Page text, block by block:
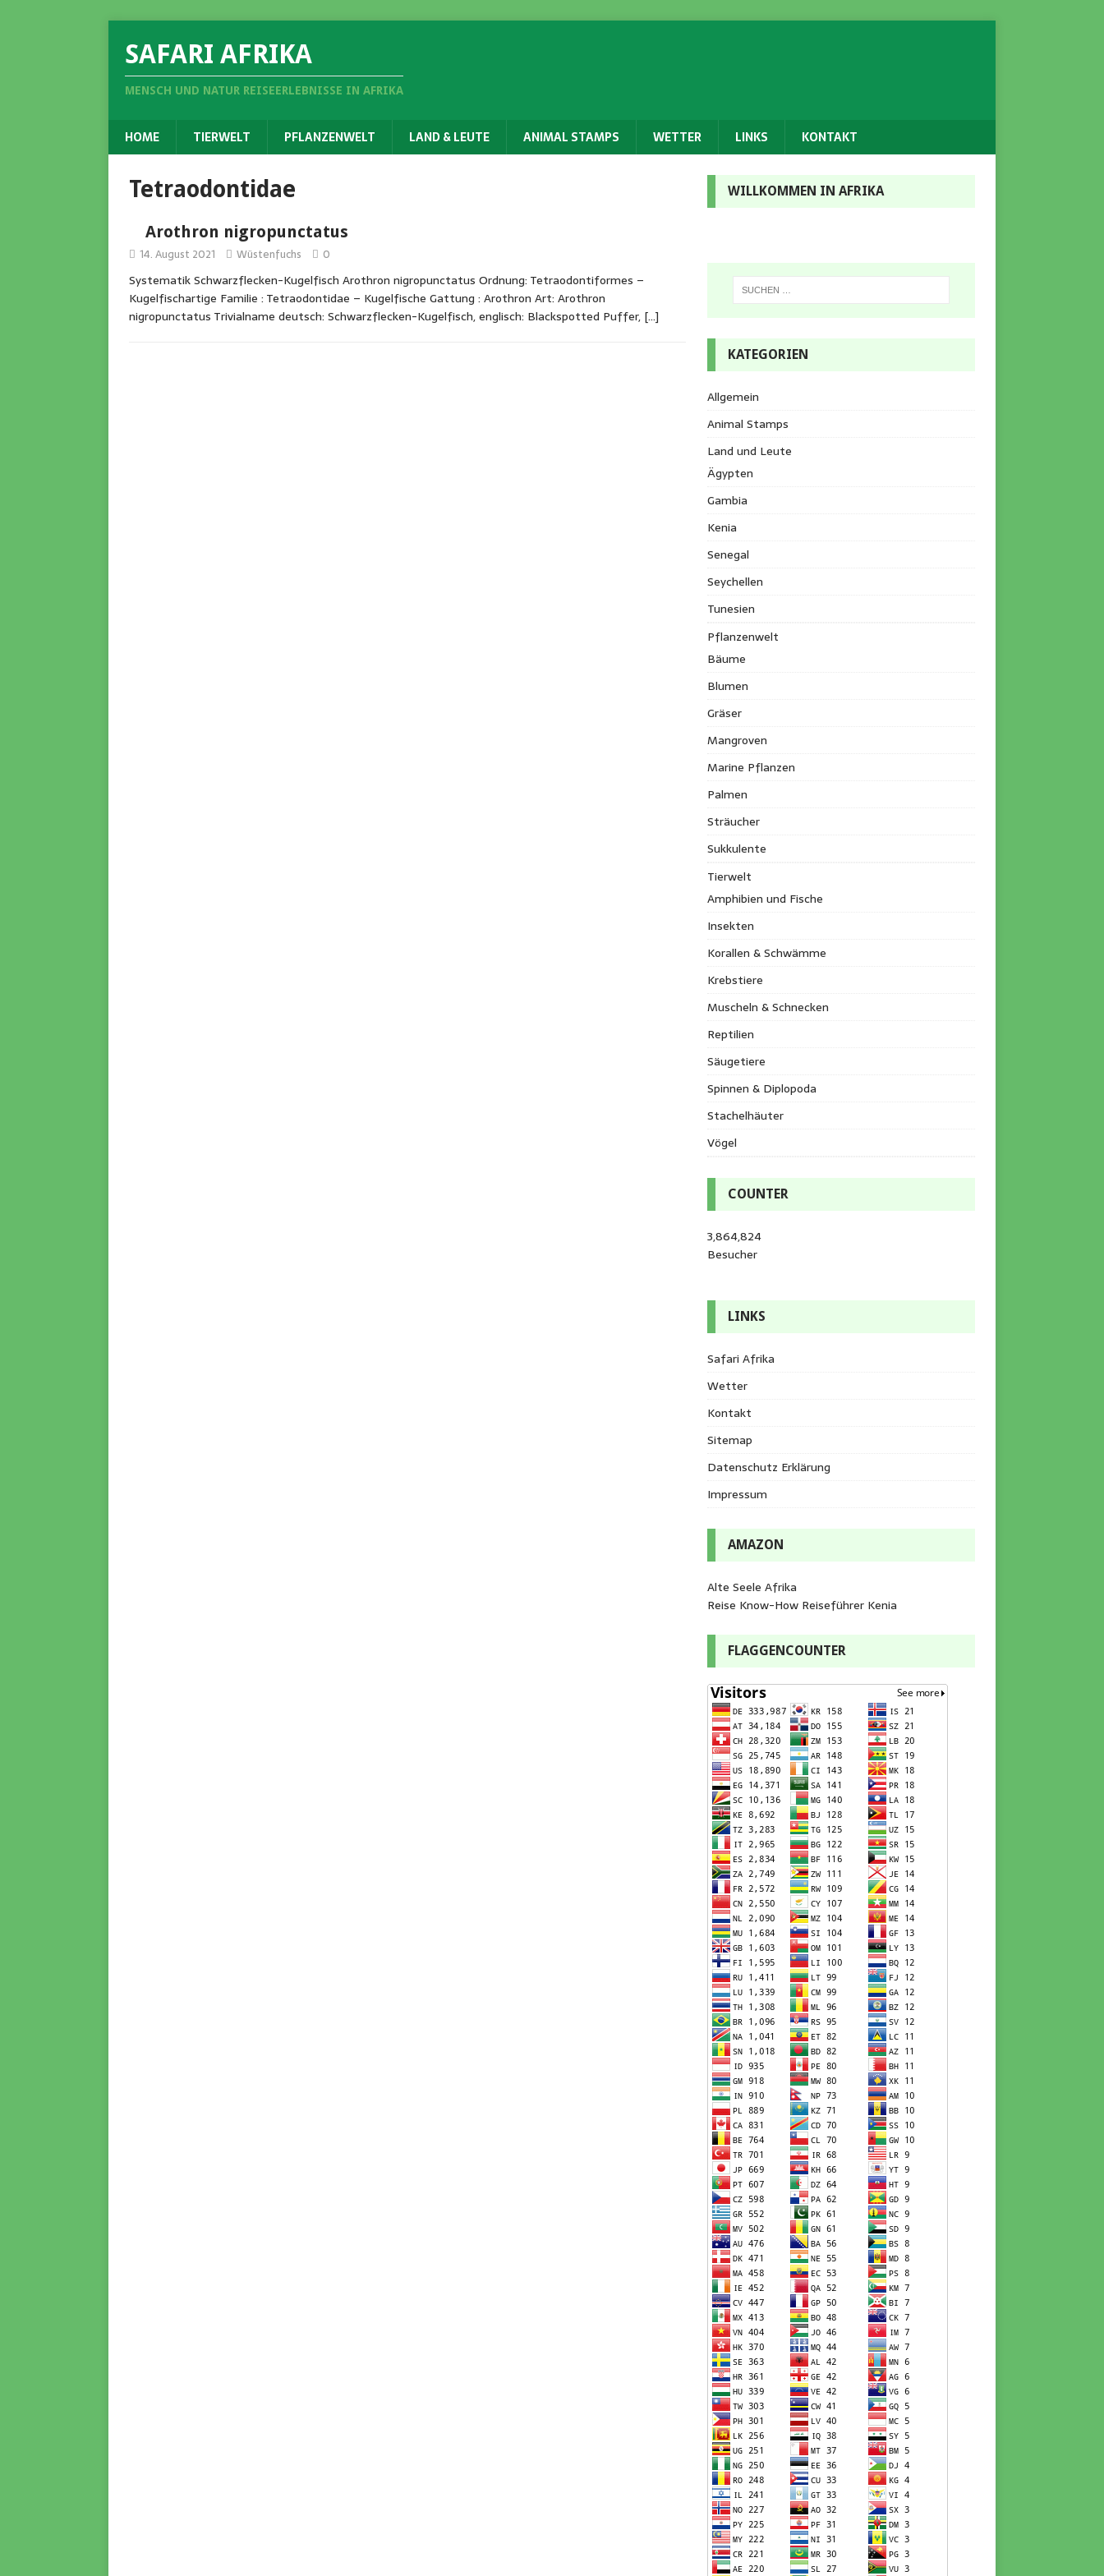
SAFARI AFRIKA
MENSCH UND NATUR REISEERLEBNISSE IN AFRIKA
HOME TIERWELT PFLANZENWELT LAND & LEUTE ANIMAL STAMPS WETTER LINKS KONTAKT
Tetraodontidae
Arothron nigropunctatus
14. August 2021 Wüstenfuchs 0
Systematik Schwarzflecken-Kugelfisch Arothron nigropunctatus Ordnung: Tetraodontiformes –
Kugelfischartige Familie : Tetraodontidae – Kugelfische Gattung : Arothron Art: Arothron
nigropunctatus Trivialname deutsch: Schwarzflecken-Kugelfisch, englisch: Blackspotted Puffer, […]
WILLKOMMEN IN AFRIKA
KATEGORIEN
Allgemein
Animal Stamps
Land und Leute
Ägypten
Gambia
Kenia
Senegal
Seychellen
Tunesien
Pflanzenwelt
Bäume
Blumen
Gräser
Mangroven
Marine Pflanzen
Palmen
Sträucher
Sukkulente
Tierwelt
Amphibien und Fische
Insekten
Korallen & Schwämme
Krebstiere
Muscheln & Schnecken
Reptilien
Säugetiere
Spinnen & Diplopoda
Stachelhäuter
Vögel
COUNTER
3,864,824
Besucher
LINKS
Safari Afrika
Wetter
Kontakt
Sitemap
Datenschutz Erklärung
Impressum
AMAZON
Alte Seele Afrika
Reise Know-How Reiseführer Kenia
FLAGGENCOUNTER